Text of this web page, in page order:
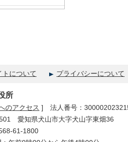
トについて プライバシーについて
所
のアクセス ] 法人番号：
愛知県犬山市大字犬山字東畑36
61-1800